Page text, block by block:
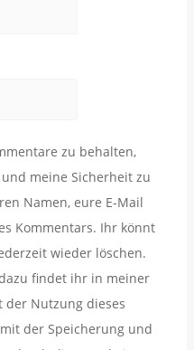
zu behalten,
meine Sicherheit zu
Namen, eure E-Mail
Kommentars. Ihr könnt
wieder löschen.
findet ihr in meiner
der Nutzung dieses
der Speicherung und